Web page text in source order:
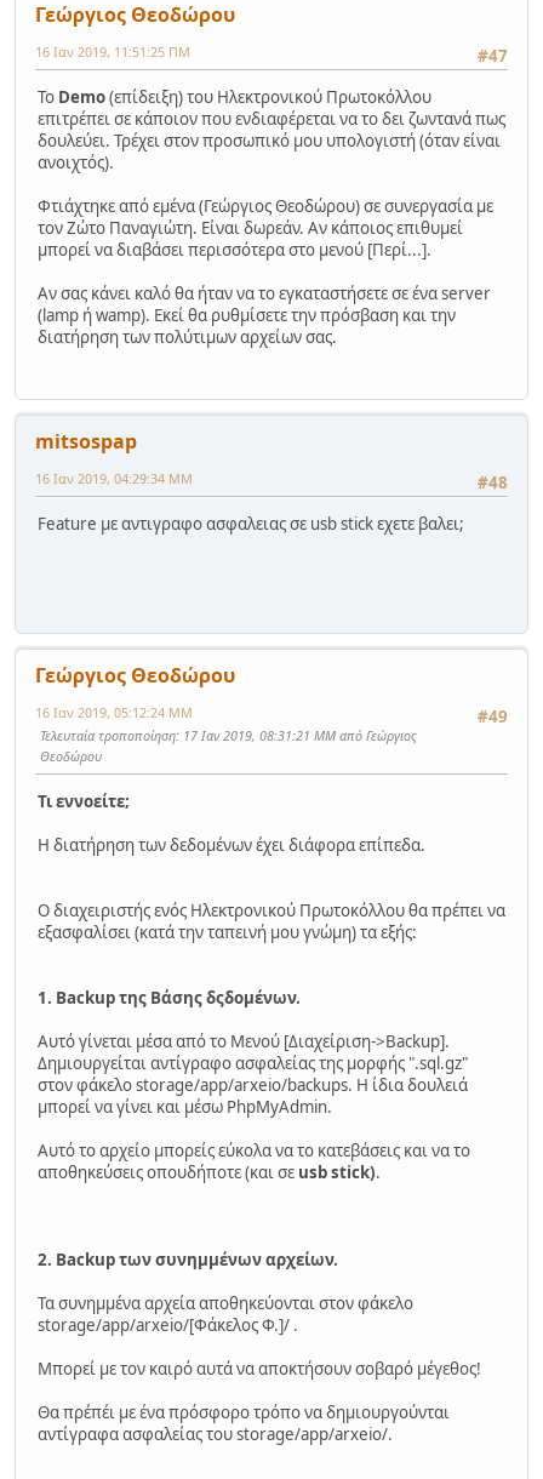
Γεώργιος Θεοδώρου
#47
16 Ιαν 2019, 11:51:25 ΠΜ
Το Demo(επίδειξη) του Ηλεκτρονικού Πρωτοκόλλου
επιτρέπει σε κάποιον που ενδιαφέρεται να το δει ζωντανά πως
δουλεύει. Τρέχει στον προσωπικό μου υπολογιστή (όταν είναι
ανοιχτός).
Φτιάχτηκε από εμένα (Γεώργιος Θεοδώρου) σε συνεργασία με
τον Ζώτο Παναγιώτη. Είναι δωρεάν. Αν κάποιος επιθυμεί
μπορεί να διαβάσει περισσότερα στο μενού [Περί...].
Αν σας κάνει καλό θα ήταν να το εγκαταστήσετε σε ένα server
(lamp ή wamp). Εκεί θα ρυθμίσετε την πρόσβαση και την
διατήρηση των πολύτιμων αρχείων σας.
mitsospap
#48
16 Ιαν 2019, 04:29:34 ΜΜ
Feature με αντιγραφο ασφαλειας σε usb stick εχετε βαλει;
Γεώργιος Θεοδώρου
#49
16 Ιαν 2019, 05:12:24 ΜΜ
Τελευταία τροποποίηση: 17 Ιαν 2019, 08:31:21 ΜΜ από Γεώργιος
Θεοδώρου
Τι εννοείτε;
Η διατήρηση των δεδομένων έχει διάφορα επίπεδα.
Ο διαχειριστής ενός Ηλεκτρονικού Πρωτοκόλλου θα πρέπει να
εξασφαλίσει (κατά την ταπεινή μου γνώμη) τα εξής:
1. Backup της Βάσης δςδομένων.
Αυτό γίνεται μέσα από το Μενού [Διαχείριση->Backup].
Δημιουργείται αντίγραφο ασφαλείας της μορφής ".sql.gz"
στον φάκελο storage/app/arxeio/backups. Η ίδια δουλειά
μπορεί να γίνει και μέσω PhpMyAdmin.
Αυτό το αρχείο μπορείς εύκολα να το κατεβάσεις και να το
αποθηκεύσεις οπουδήποτε (και σε usb stick).
2. Backup των συνημμένων αρχείων.
Τα συνημμένα αρχεία αποθηκεύονται στον φάκελο
storage/app/arxeio/[Φάκελος Φ.]/ .
Μπορεί με τον καιρό αυτά να αποκτήσουν σοβαρό μέγεθος!
Θα πρέπέι με ένα πρόσφορο τρόπο να δημιουργούνται
αντίγραφα ασφαλείας του storage/app/arxeio/.